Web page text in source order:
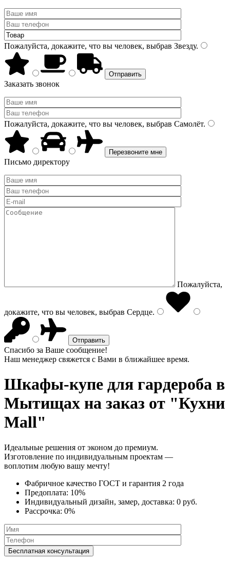
Пожалуйста, докажите, что вы человек, выбрав Звезду.
Заказать звонок
Пожалуйста, докажите, что вы человек, выбрав Самолёт.
Письмо директору
Пожалуйста,
докажите, что вы человек, выбрав Сердце.
Спасибо за Ваше сообщение!
Наш менеджер свяжется с Вами в ближайшее время.
Шкафы-купе для гардероба в
Мытищах на заказ от "Кухни
Mall"
Идеальные решения от эконом до премиум.
Изготовление по индивидуальным проектам —
воплотим любую вашу мечту!
Фабричное качество ГОСТ и гарантия 2 года
Предоплата: 10%
Индивидуальный дизайн, замер, доставка: 0 руб.
Рассрочка: 0%